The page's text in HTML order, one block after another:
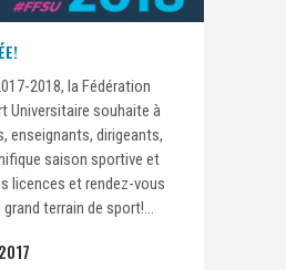
2018, la Fédération
Universitaire souhaite à
enseignants, dirigeants,
saison sportive et
licences et rendez-vous
terrain de sport!...